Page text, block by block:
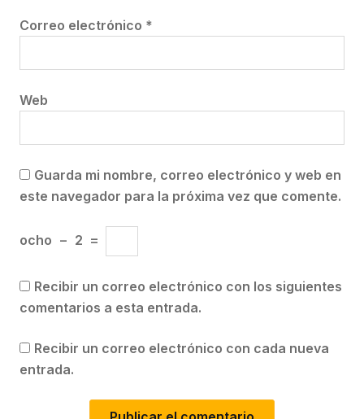
Correo electrónico *
Web
Guarda mi nombre, correo electrónico y web en
este navegador para la próxima vez que comente.
ocho − 2 =
Recibir un correo electrónico con los siguientes
comentarios a esta entrada.
Recibir un correo electrónico con cada nueva
entrada.